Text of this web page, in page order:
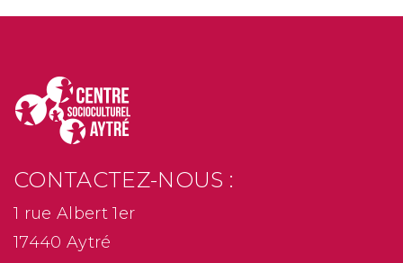
CONTACTEZ-NOUS :
1 rue Albert 1er
17440 Aytré